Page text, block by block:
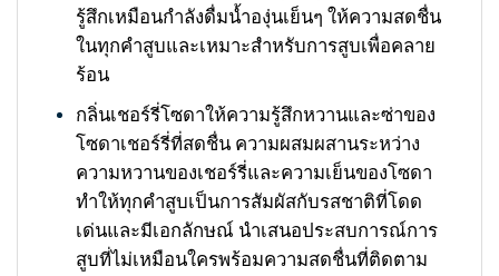
รู้สึกเหมือนกำลังดื่มน้ำองุ่นเย็นๆ ให้ความสดชื่น
ในทุกคำสูบและเหมาะสำหรับการสูบเพื่อคลาย
ร้อน
กลิ่นเชอร์รี่โซดาให้ความรู้สึกหวานและซ่าของ
โซดาเชอร์รี่ที่สดชื่น ความผสมผสานระหว่าง
ความหวานของเชอร์รี่และความเย็นของโซดา
ทำให้ทุกคำสูบเป็นการสัมผัสกับรสชาติที่โดด
เด่นและมีเอกลักษณ์ นำเสนอประสบการณ์การ
สูบที่ไม่เหมือนใครพร้อมความสดชื่นที่ติดตาม